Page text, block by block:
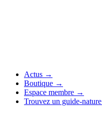
Actus →
Boutique →
Espace membre →
Trouvez un guide-nature